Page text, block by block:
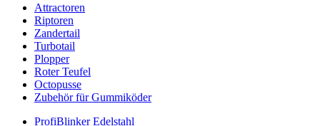
Attractoren
Riptoren
Zandertail
Turbotail
Plopper
Roter Teufel
Octopusse
Zubehör für Gummiköder
ProfiBlinker Edelstahl